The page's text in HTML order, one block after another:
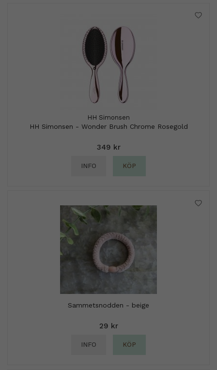
HH Simonsen
HH Simonsen - Wonder Brush Chrome Rosegold
349 kr
INFO KÖP
Sammetsnodden - beige
29 kr
INFO KÖP